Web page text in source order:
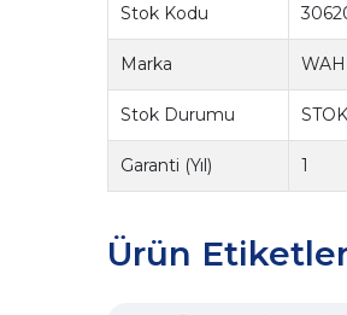
Stok Kodu
Marka
Stok Durumu
Garanti (Yıl) 1
Ürün